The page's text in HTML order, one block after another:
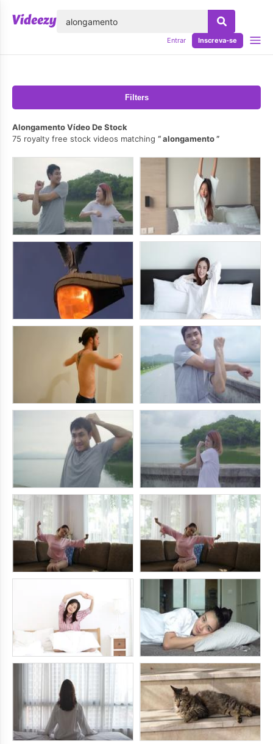
Entrar Inscreva-se
Filters
Alongamento Vídeo De Stock
75 royalty free stock videos matching
alongamento